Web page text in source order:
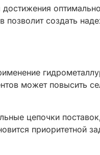
позволит создать
может повысить
цепочки
приоритетной